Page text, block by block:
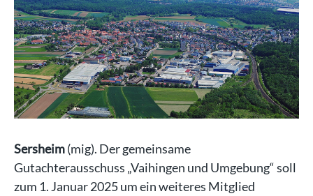
Sersheim(mig). Der gemeinsame
Gutachterausschuss „Vaihingen und Umgebung“ soll
zum 1. Januar 2025 um ein weiteres Mitglied